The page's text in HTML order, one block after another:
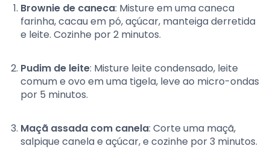
Brownie de caneca: Misture em uma caneca
farinha, cacau em pó, açúcar, manteiga derretida
e leite. Cozinhe por 2 minutos.
Pudim de leite: Misture leite condensado, leite
comum e ovo em uma tigela, leve ao micro-ondas
por 5 minutos.
Maçã assada com canela: Corte uma maçã,
salpique canela e açúcar, e cozinhe por 3 minutos.